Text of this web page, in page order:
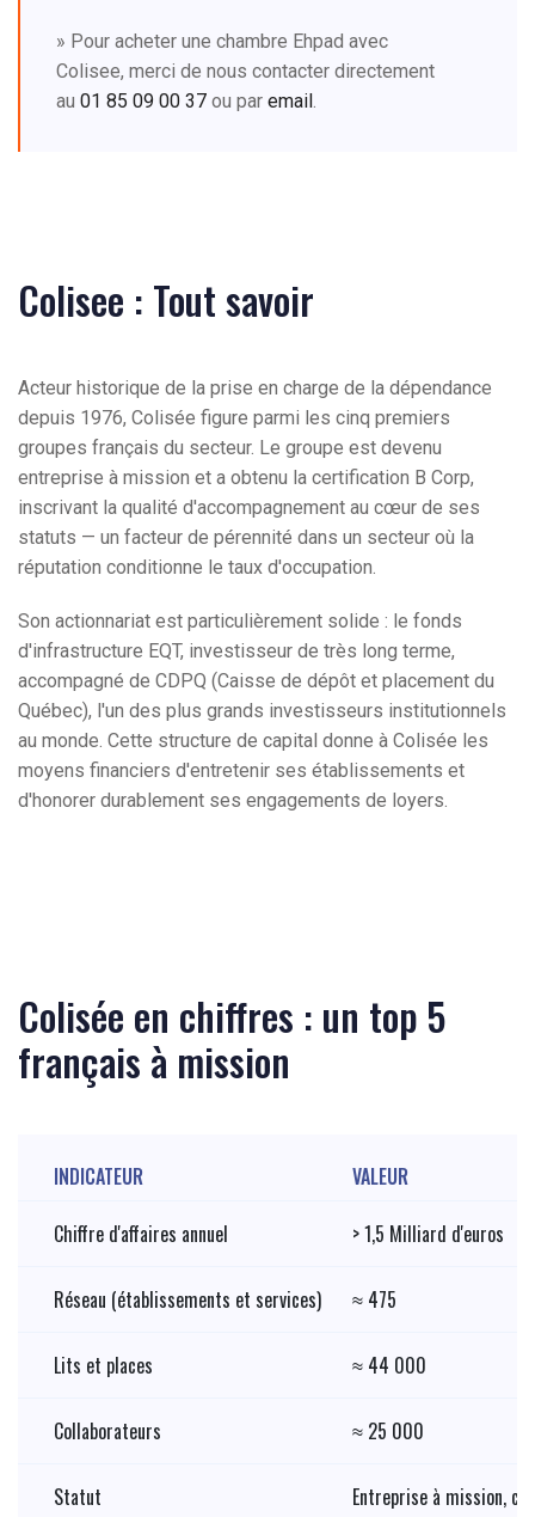
» Pour acheter une chambre Ehpad avec
Colisee, merci de nous contacter directement
au 01 85 09 00 37 ou par email.
Colisee : Tout savoir
Acteur historique de la prise en charge de la dépendance
depuis 1976, Colisée figure parmi les cinq premiers
groupes français du secteur. Le groupe est devenu
entreprise à mission et a obtenu la certification B Corp,
inscrivant la qualité d'accompagnement au cœur de ses
statuts — un facteur de pérennité dans un secteur où la
réputation conditionne le taux d'occupation.
Son actionnariat est particulièrement solide : le fonds
d'infrastructure EQT, investisseur de très long terme,
accompagné de CDPQ (Caisse de dépôt et placement du
Québec), l'un des plus grands investisseurs institutionnels
au monde. Cette structure de capital donne à Colisée les
moyens financiers d'entretenir ses établissements et
d'honorer durablement ses engagements de loyers.
Colisée en chiffres : un top 5
français à mission
INDICATEUR
VALEUR
Chiffre d'affaires annuel
> 1,5 Milliard d'euros
Réseau (établissements et services) ≈ 475
Lits et places ≈ 44 000
Collaborateurs ≈ 25 000
Statut Entreprise à mission,